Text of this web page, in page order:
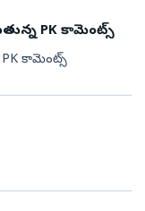
PK కామెంట్స్
PK కామెంట్స్